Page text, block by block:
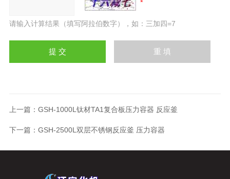
请输入计算结果（填写阿拉伯数字），如：三加四=7
上一篇： GSH-1000L钛材TA1复合板压力容器 反应釜
下一篇： GSH-2500L双层不锈钢反应釜 压力容器